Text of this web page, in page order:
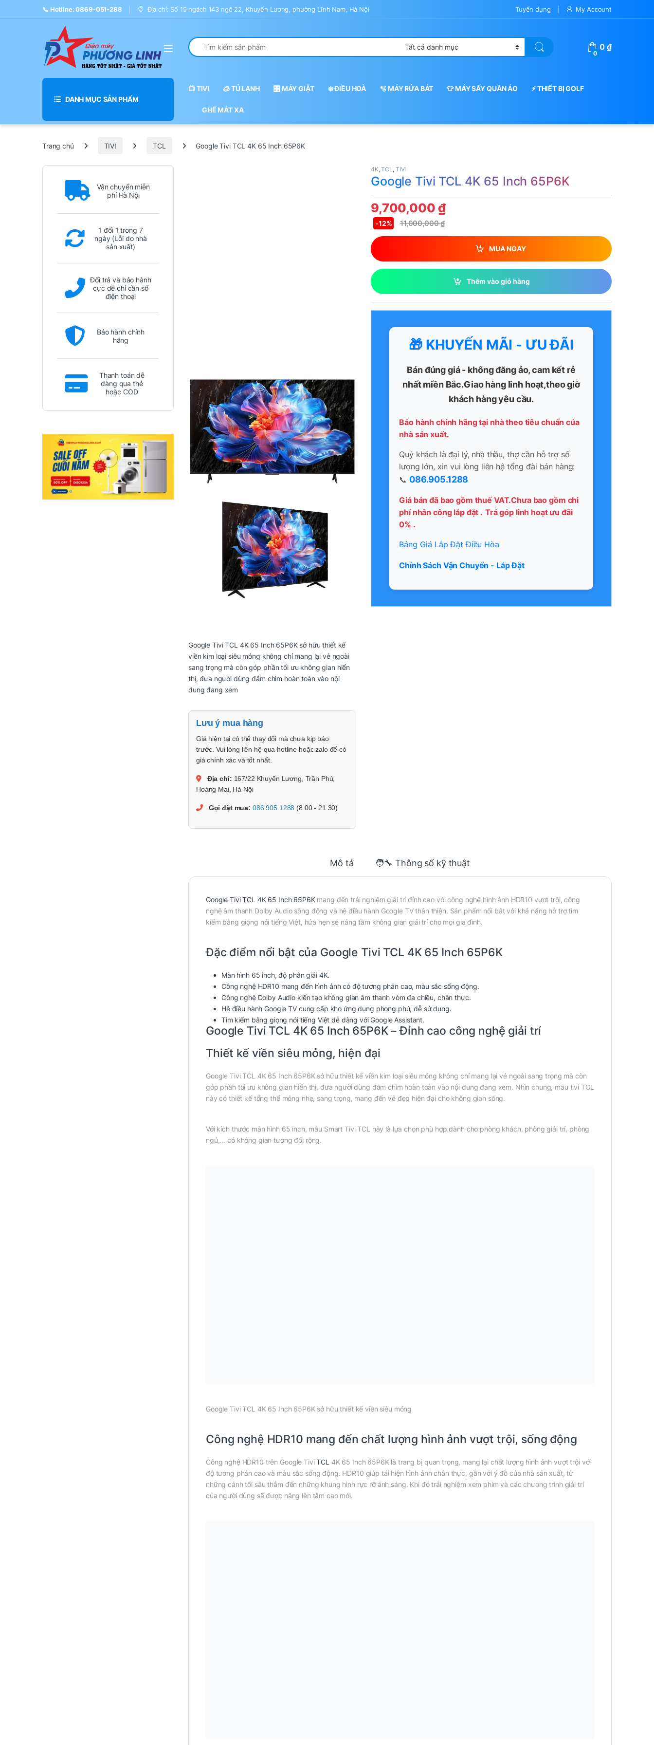
Skip to navigation
Skip to content📞 Hotline: 0869-051-288 Địa chỉ: Số 15 ngách 143 ngõ 22, Khuyến Lương, phường Lĩnh Nam, Hà Nội Tuyển dụng My Account
Search for:
0
0₫
DANH MỤC SẢN PHẨM
📺 TIVI 🧊 TỦ LẠNH 🎛️ MÁY GIẶT ❄️ ĐIỀU HOÀ 🫧 MÁY RỬA BÁT 👕 MÁY SẤY QUẦN ÁO ⚡ THIẾT BỊ GOLF
GHẾ MÁT XA
Trang chủ TIVI TCL Google Tivi TCL 4K 65 Inch 65P6K
Google Tivi TCL 4K 65 Inch 65P6K sở hữu thiết kế
viền kim loại siêu mỏng không chỉ mang lại vẻ ngoài
sang trọng mà còn góp phần tối ưu không gian hiển
thị, đưa người dùng đắm chìm hoàn toàn vào nội
dung đang xem
Lưu ý mua hàng
Giá hiện tại có thể thay đổi mà chưa kịp báo
trước. Vui lòng liên hệ qua hotline hoặc zalo để có
giá chính xác và tốt nhất.
Địa chỉ: 167/22 Khuyến Lương, Trần Phú,
Hoàng Mai, Hà Nội
Gọi đặt mua: 086.905.1288 (8:00 - 21:30)
4K,TCL, TIVI
Google Tivi TCL 4K 65 Inch 65P6K
9,700,000 ₫
11,000,000₫
-12%
MUA NGAY
Thêm vào giỏ hàng
🎁 KHUYẾN MÃI - ƯU ĐÃI
Bán đúng giá - không đăng ảo, cam kết rẻ
nhất miền Bắc.Giao hàng linh hoạt,theo giờ
khách hàng yêu cầu.
Bảo hành chính hãng tại nhà theo tiêu chuẩn của
nhà sản xuất.
Quý khách là đại lý, nhà thầu, thợ cần hỗ trợ số
lượng lớn, xin vui lòng liên hệ tổng đài bán hàng:
📞 086.905.1288
Giá bán đã bao gồm thuế VAT.Chưa bao gồm chi
phí nhân công lắp đặt . Trả góp linh hoạt ưu đãi
0% .
Bảng Giá Lắp Đặt Điều Hòa
Chính Sách Vận Chuyển - Lắp Đặt
Mô tả 🧑‍🔧 Thông số kỹ thuật
Google Tivi TCL 4K 65 Inch 65P6Kmang đến trải nghiệm giải trí đỉnh cao với công nghệ hình ảnh HDR10 vượt trội, công
nghệ âm thanh Dolby Audio sống động và hệ điều hành Google TV thân thiện. Sản phẩm nổi bật với khả năng hỗ trợ tìm
kiếm bằng giọng nói tiếng Việt, hứa hẹn sẽ nâng tầm không gian giải trí cho mọi gia đình.
Đặc điểm nổi bật của Google Tivi TCL 4K 65 Inch 65P6K
Màn hình 65 inch, độ phân giải 4K.
Công nghệ HDR10 mang đến hình ảnh có độ tương phản cao, màu sắc sống động.
Công nghệ Dolby Audio kiến tạo không gian âm thanh vòm đa chiều, chân thực.
Hệ điều hành Google TV cung cấp kho ứng dụng phong phú, dễ sử dụng.
Tìm kiếm bằng giọng nói tiếng Việt dễ dàng với Google Assistant.
Google Tivi TCL 4K 65 Inch 65P6K – Đỉnh cao công nghệ giải trí
Thiết kế viền siêu mỏng, hiện đại
Google Tivi TCL 4K 65 Inch 65P6K sở hữu thiết kế viền kim loại siêu mỏng không chỉ mang lại vẻ ngoài sang trọng mà còn
góp phần tối ưu không gian hiển thị, đưa người dùng đắm chìm hoàn toàn vào nội dung đang xem. Nhìn chung, mẫu tivi TCL
này có thiết kế tổng thể mỏng nhẹ, sang trọng, mang đến vẻ đẹp hiện đại cho không gian sống.
Với kích thước màn hình 65 inch, mẫu Smart Tivi TCL này là lựa chọn phù hợp dành cho phòng khách, phòng giải trí, phòng
ngủ,… có không gian tương đối rộng.
Google Tivi TCL 4K 65 Inch 65P6K sở hữu thiết kế viền siêu mỏng
Công nghệ HDR10 mang đến chất lượng hình ảnh vượt trội, sống động
Công nghệ HDR10 trên Google TiviTCL 4K 65 Inch 65P6K là trang bị quan trọng, mang lại chất lượng hình ảnh vượt trội với
độ tương phản cao và màu sắc sống động. HDR10 giúp tái hiện hình ảnh chân thực, gần với ý đồ của nhà sản xuất, từ
những cảnh tối sâu thẳm đến những khung hình rực rỡ ánh sáng. Khi đó trải nghiệm xem phim và các chương trình giải trí
của người dùng sẽ được nâng lên tầm cao mới.
Vận chuyển miễn
phí Hà Nội
1 đổi 1 trong 7
ngày (Lỗi do nhà
sản xuất)
Đổi trả và bảo hành
cực dễ chỉ cần số
điện thoại
Bảo hành chính
hãng
Thanh toán dễ
dàng qua thẻ
hoặc COD